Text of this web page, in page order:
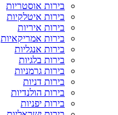
בירות אוסטריות
בירות איטלקיות
בירות איריות
בירות אמריקאיות
בירות אנגליות
בירות בלגיות
בירות גרמניות
בירות דניות
בירות הולנדיות
בירות יפניות